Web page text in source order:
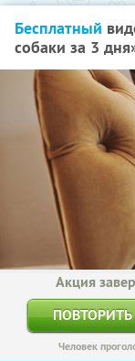
Бесплатный
собаки за 3
Акция
Человек